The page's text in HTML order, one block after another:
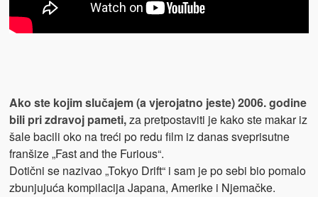
Ako ste kojim slučajem (a vjerojatno jeste) 2006. godine
bili pri zdravoj pameti,za pretpostaviti je kako ste makar iz
šale bacili oko na treći po redu film iz danas sveprisutne
franšize „Fast and the Furious“.
Dotični se nazivao „Tokyo Drift“ i sam je po sebi bio pomalo
zbunjujuća kompilacija Japana, Amerike i Njemačke.